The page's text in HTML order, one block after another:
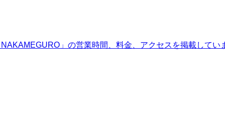
」の営業時間、料金、アクセスを掲載して